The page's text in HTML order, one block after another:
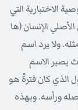
انتباهنا في (تكوين 2) هو الوصية الاختبارية التي
الإنسان (ها
ولا يرد اسم
يصير الاسم
الذي كان فترةً هو
ورأسه. وبهذه